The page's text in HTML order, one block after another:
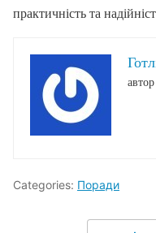
практичність та
Categories: Поради